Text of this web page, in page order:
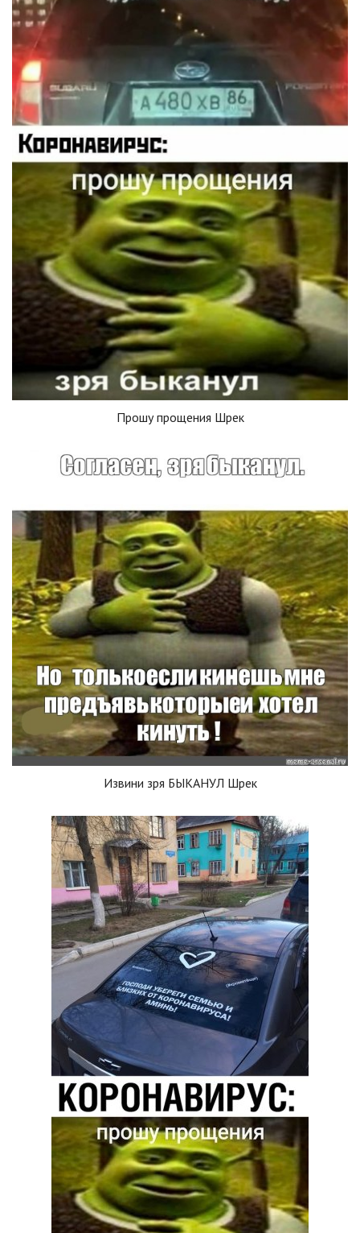
Прошу прощения Шрек
Извини зря БЫКАНУЛ Шрек